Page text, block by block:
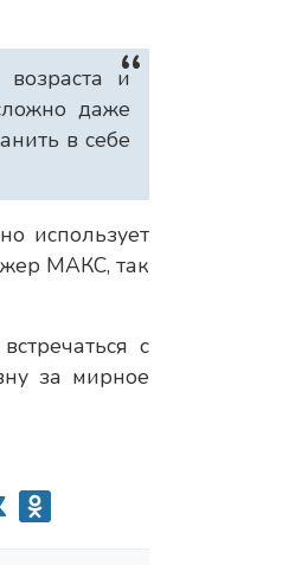
и
даже
в себе
использует
MAКС, так
с
за мирное